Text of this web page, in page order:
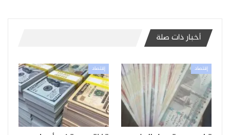
أخبار ذات صلة
إقتصاد إقتصاد